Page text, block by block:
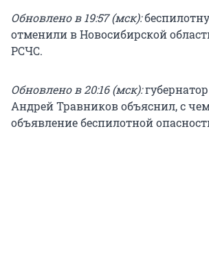
Обновлено в 19:57 (мск):
отменили в Новосибирской
РСЧС.
Обновлено в 20:16 (мск):
Андрей Травников объяснил, с
объявление беспилотной